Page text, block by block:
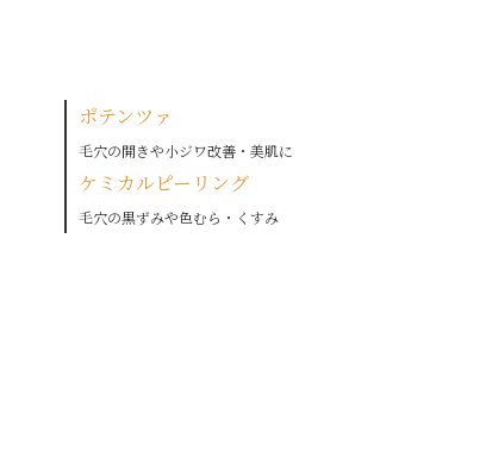
ポテンツァ
毛穴の開きや小ジワ改善・美肌に
ケミカルピーリング
毛穴の黒ずみや色むら・くすみ